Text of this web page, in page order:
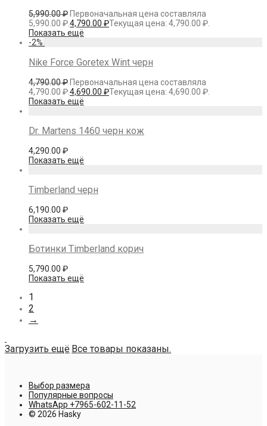
5,990.00₽ Первоначальная цена составляла
5,990.00 ₽.4,790.00 ₽Текущая цена: 4,790.00 ₽.
Показать ещё
-2%
Nike Force Goretex Wint черн
4,790.00₽ Первоначальная цена составляла
4,790.00 ₽.4,690.00 ₽Текущая цена: 4,690.00 ₽.
Показать ещё
Dr. Martens 1460 черн кож
4,290.00 ₽
Показать ещё
Timberland черн
6,190.00 ₽
Показать ещё
Ботинки Timberland корич
5,790.00 ₽
Показать ещё
1
2
→
Загрузить ещё Все товары показаны.
Выбор размера
Популярные вопросы
WhatsApp +7965-602-11-52
© 2026 Hasky